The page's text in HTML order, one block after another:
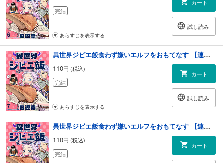
完結
カート
試し読み
あらすじを表示する
異世界ジビエ飯食わず嫌いエルフをおもてなす 【連載版】７
110円 (税込)
完結
カート
試し読み
あらすじを表示する
異世界ジビエ飯食わず嫌いエルフをおもてなす 【連載版】８
110円 (税込)
完結
カート